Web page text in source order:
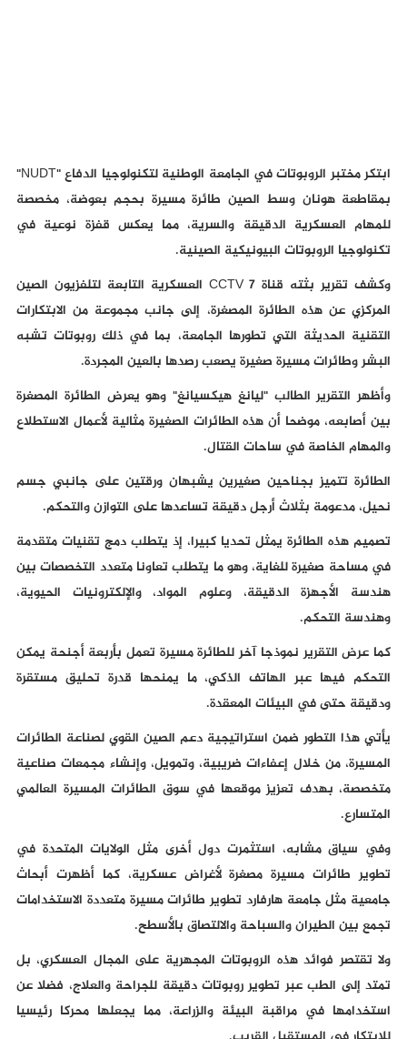
ابتكر مختبر الروبوتات في الجامعة الوطنية لتكنولوجيا الدفاع "NUDT"
بمقاطعة هونان وسط الصين طائرة مسيرة بحجم بعوضة، مخصصة
للمهام العسكرية الدقيقة والسرية، مما يعكس قفزة نوعية في
تكنولوجيا الروبوتات البيونيكية الصينية.
وكشف تقرير بثته قناة CCTV 7 العسكرية التابعة لتلفزيون الصين
المركزي عن هذه الطائرة المصغرة، إلى جانب مجموعة من الابتكارات
التقنية الحديثة التي تطورها الجامعة، بما في ذلك روبوتات تشبه
البشر وطائرات مسيرة صغيرة يصعب رصدها بالعين المجردة.
وأظهر التقرير الطالب "ليانغ هيكسيانغ" وهو يعرض الطائرة المصغرة
بين أصابعه، موضحا أن هذه الطائرات الصغيرة مثالية لأعمال الاستطلاع
والمهام الخاصة في ساحات القتال.
الطائرة تتميز بجناحين صغيرين يشبهان ورقتين على جانبي جسم
نحيل، مدعومة بثلاث أرجل دقيقة تساعدها على التوازن والتحكم.
تصميم هذه الطائرة يمثل تحديا كبيرا، إذ يتطلب دمج تقنيات متقدمة
في مساحة صغيرة للغاية، وهو ما يتطلب تعاونا متعدد التخصصات بين
هندسة الأجهزة الدقيقة، وعلوم المواد، والإلكترونيات الحيوية،
وهندسة التحكم.
كما عرض التقرير نموذجا آخر للطائرة مسيرة تعمل بأربعة أجنحة يمكن
التحكم فيها عبر الهاتف الذكي، ما يمنحها قدرة تحليق مستقرة
ودقيقة حتى في البيئات المعقدة.
يأتي هذا التطور ضمن استراتيجية دعم الصين القوي لصناعة الطائرات
المسيرة، من خلال إعفاءات ضريبية، وتمويل، وإنشاء مجمعات صناعية
متخصصة، بهدف تعزيز موقعها في سوق الطائرات المسيرة العالمي
المتسارع.
وفي سياق مشابه، استثمرت دول أخرى مثل الولايات المتحدة في
تطوير طائرات مسيرة مصغرة لأغراض عسكرية، كما أظهرت أبحاث
جامعية مثل جامعة هارفارد تطوير طائرات مسيرة متعددة الاستخدامات
تجمع بين الطيران والسباحة والالتصاق بالأسطح.
ولا تقتصر فوائد هذه الروبوتات المجهرية على المجال العسكري، بل
تمتد إلى الطب عبر تطوير روبوتات دقيقة للجراحة والعلاج، فضلا عن
استخدامها في مراقبة البيئة والزراعة، مما يجعلها محركا رئيسيا